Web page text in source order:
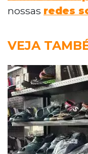
nossas redes
VEJA